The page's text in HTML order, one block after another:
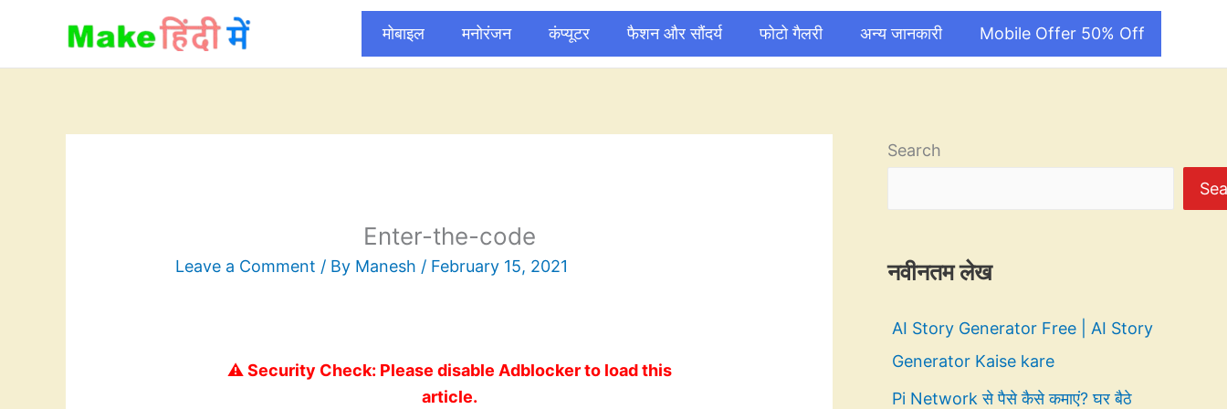
content
मोबाइल मनोरंजन कंप्यूटर फैशन और सौंदर्य फोटो गैलरी अन्य जानकारी Mobile Offer 50% Off
Enter-the-code
Leave a Comment / By Manesh / February 15, 2021
⚠️ Security Check: Please disable Adblocker to load this
article.
Search
नवीनतम लेख
AI Story Generator Free | AI Story
Generator Kaise kare
Pi Network से पैसे कैसे कमाएं? घर बैठे